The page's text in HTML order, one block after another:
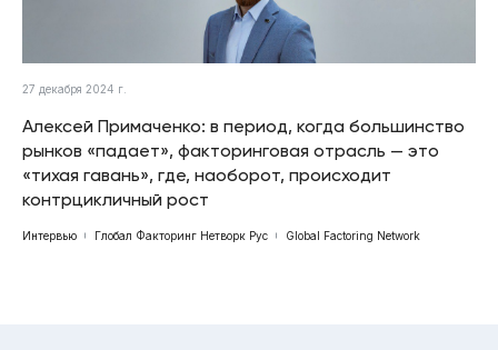
27 декабря 2024 г.
Алексей Примаченко: в период, когда большинство
рынков «падает», факторинговая отрасль — это
«тихая гавань», где, наоборот, происходит
контрцикличный рост
Интервью Глобал Факторинг Нетворк Рус Global Factoring Network